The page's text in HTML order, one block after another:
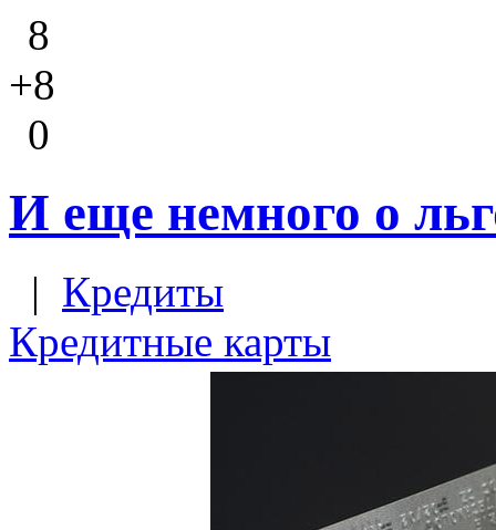
8
+8
0
И еще немного о
| Кредиты
Кредитные карты